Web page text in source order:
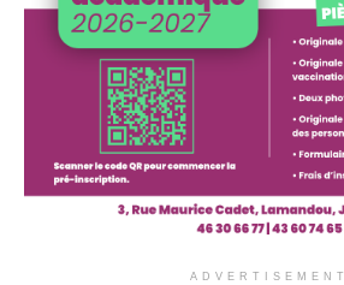
ADVERTISEMENT